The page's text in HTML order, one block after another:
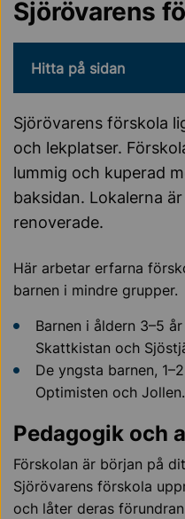
Sjörövarens
Hitta på sidan
Sjörövarens förskola
och lekplatser.
lummig och kuperad
baksidan. Lokalerna
renoverade.
Här arbetar erfarna
barnen i mindre grupper.
Barnen i åldern 3–5
Skattkistan och
De yngsta barnen,
Optimisten och Jollen.
Pedagogik och
Förskolan är början på
Sjörövarens förskola
och låter deras